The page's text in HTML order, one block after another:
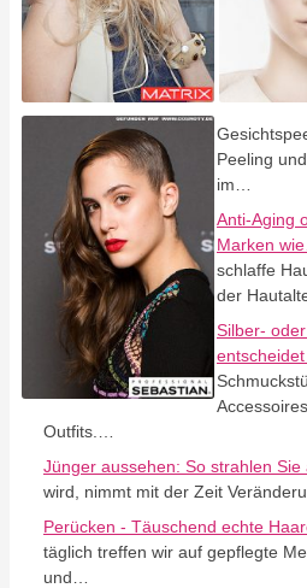
Peeling
im…
Anti-Aging
Marken
schlaffe
der
Silber-
Outfits.…
Jünger aussehen: So strahlen Sie
wird, nimmt mit der Zeit
Perücken - Täuschend echte
täglich treffen wir auf gepflegte
und…